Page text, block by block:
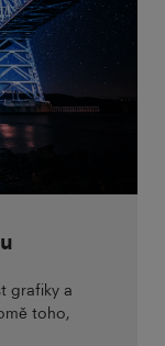
grafiky a
toho,